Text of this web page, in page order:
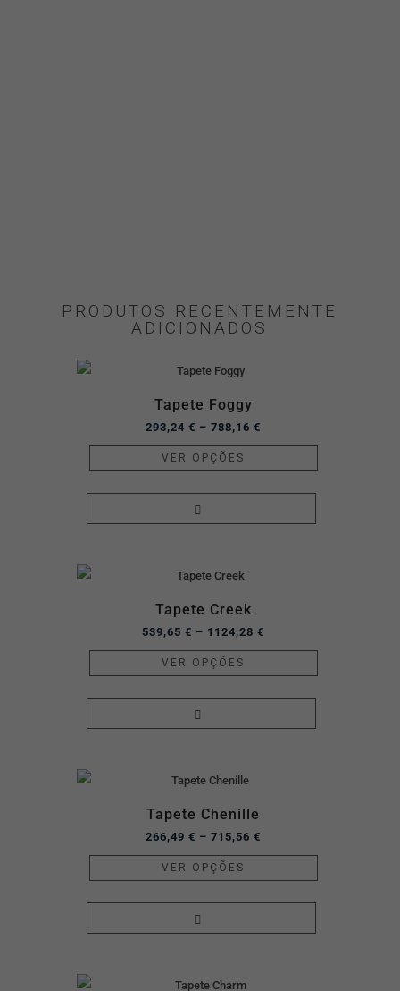
PRODUTOS RECENTEMENTE
ADICIONADOS
Tapete Foggy
293,24€ – 788,16€
VER OPÇÕES
Tapete Creek
539,65€ – 1124,28€
VER OPÇÕES
Tapete Chenille
266,49€ – 715,56€
VER OPÇÕES